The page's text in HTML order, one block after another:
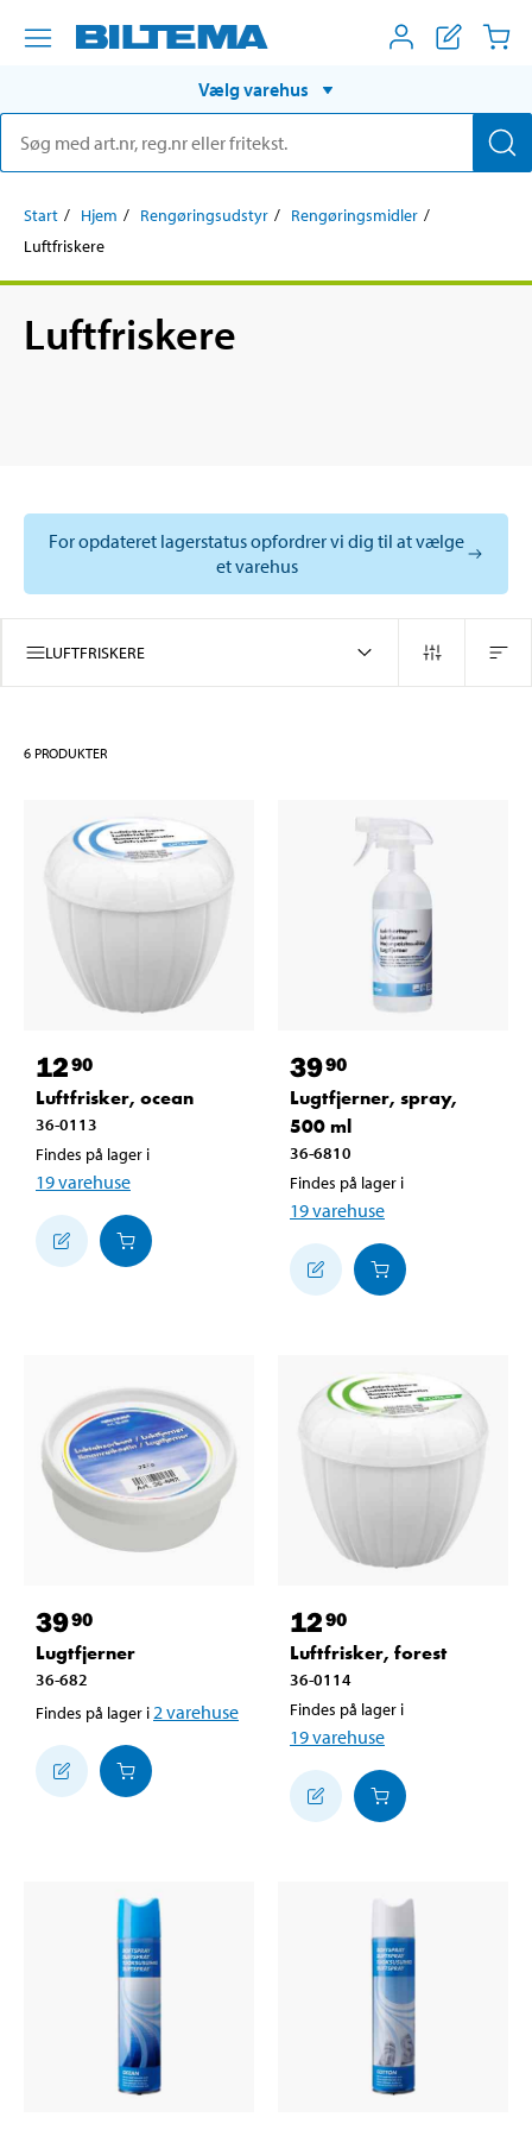
Vælg varehus
Start Hjem Rengøringsudstyr
Rengøringsmidler
Luftfriskere
Luftfriskere
For opdateret lagerstatus opfordrer vi dig til at vælge
et varehus
LUFTFRISKERE
6 PRODUKTER
1290
Luftfrisker, ocean
36-0113
Findes på lager i
19varehuse
3990
Lugtfjerner, spray,
500 ml
36-6810
Findes på lager i
19varehuse
3990
Lugtfjerner
36-682
Findes på lager i 2 varehuse
1290
Luftfrisker, forest
36-0114
Findes på lager i
19varehuse